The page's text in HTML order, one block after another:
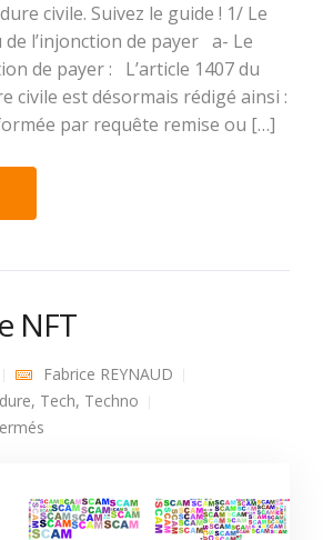
civile. Suivez le guide ! 1/ Le
l’injonction de payer a- Le
de payer : L’article 1407 du
civile est désormais rédigé ainsi :
par requête remise ou […]
NFT
Fabrice REYNAUD
, Tech, Techno